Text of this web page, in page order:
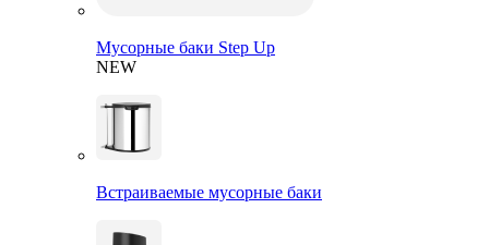
Мусорные баки Step Up
NEW
Встраиваемые мусорные баки